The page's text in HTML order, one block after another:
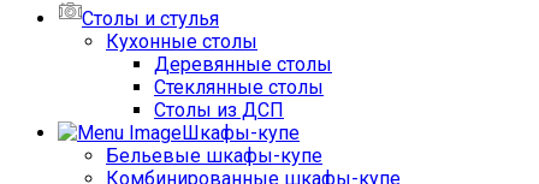
Столы и стулья
Кухонные столы
Деревянные столы
Стеклянные столы
Столы из ДСП
Шкафы-купе
Бельевые шкафы-купе
Комбинированные шкафы-купе